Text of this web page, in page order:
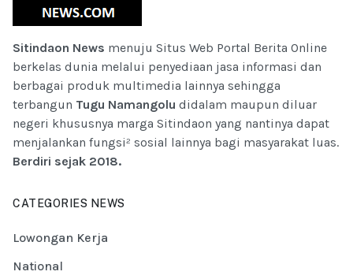
Sitindaon News menuju Situs Web Portal Berita Online
berkelas dunia melalui penyediaan jasa informasi dan
berbagai produk multimedia lainnya sehingga
terbangun Tugu Namangolu didalam maupun diluar
negeri khususnya marga Sitindaon yang nantinya dapat
menjalankan fungsi² sosial lainnya bagi masyarakat luas.
Berdiri sejak 2018.
CATEGORIES NEWS
Lowongan Kerja
National